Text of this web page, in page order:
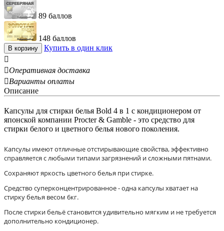
89 баллов
148 баллов
В корзину
Купить в один клик

Оперативная доставка
Варианты оплаты
Описание
Капсулы для стирки белья Bold 4 в 1 с кондиционером от
японской компании Procter & Gamble - это средство для
стирки белого и цветного белья нового поколения.
Капсулы имеют отличные отстирывающие свойства, эффективно
справляется с любыми типами загрязнений и сложными пятнами.
Сохраняют яркость цветного белья при стирке.
Средство суперконцентрированное - одна капсулы хватает на
стирку белья весом 6кг.
После стирки бельё становится удивительно мягким и не требуется
дополнительно кондиционер.